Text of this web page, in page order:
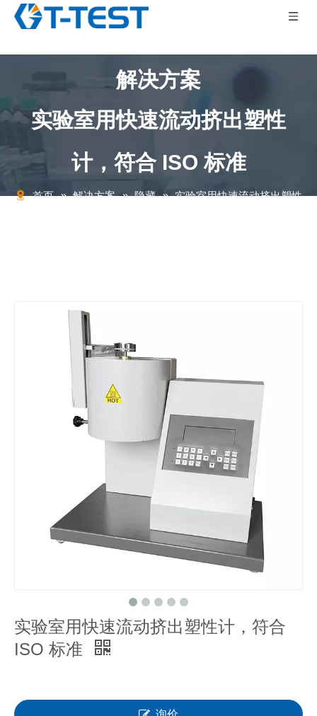
解决方案
实验室用快速流动挤出塑性
计，符合 ISO 标准
首页 » 解决方案 » 隐藏 » 实验室用快速流动挤出塑性
实验室用快速流动挤出塑性计，符合
ISO 标准